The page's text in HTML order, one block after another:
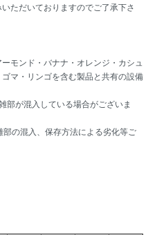
ただいておりますのでご了承下さ
モンド・バナナ・オレンジ・カシュ
マ・リンゴを含む製品と共有の設備
部が混入している場合がございま
の混入、保存方法による劣化等ご